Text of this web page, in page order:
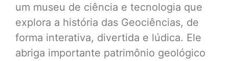
um museu de ciência e tecnologia que
explora a história das Geociências, de
forma interativa, divertida e lúdica. Ele
abriga importante patrimônio geológico